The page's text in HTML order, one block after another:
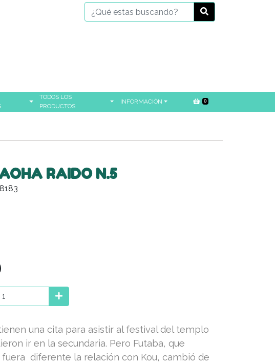
TODOS LOS
PRODUCTOS
INFORMACIÓN 0
RAIDO N.5
una cita para asistir al festival del templo
ir en la secundaria. Pero Futaba, que
diferente la relación con Kou, cambió de